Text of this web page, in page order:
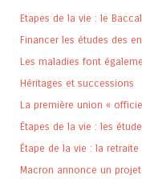
Etapes de la vie : le
Financer les études des
Les maladies font
Héritages et successions
La première union «
Étapes de la vie : les
Étape de la vie : la retraite
Macron annonce un